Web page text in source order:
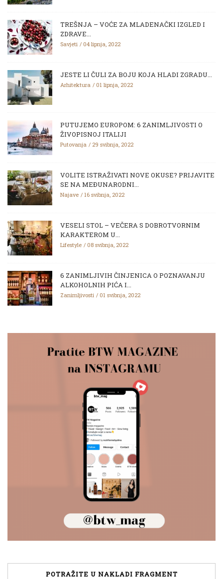
TREŠNJA – VOĆE ZA MLADENAČKI IZGLED I
ZDRAVE...
Savjeti 04 lipnja, 2022
JESTE LI ČULI ZA BOJU KOJA HLADI ZGRADU...
Arhitektura 01 lipnja, 2022
PUTUJEMO EUROPOM: 6 ZANIMLJIVOSTI O
ŽIVOPISNOJ ITALIJI
Putovanja 29 svibnja, 2022
VOLITE ISTRAŽIVATI NOVE OKUSE? PRIJAVITE
SE NA MEĐUNARODNI...
Najave 16 svibnja, 2022
VESELI STOL – VEČERA S DOBROTVORNIM
KARAKTEROM U...
Lifestyle 08 svibnja, 2022
6 ZANIMLJIVIH ČINJENICA O POZNAVANJU
ALKOHOLNIH PIĆA I...
Zanimljivosti 01 svibnja, 2022
POTRAŽITE U NAKLADI FRAGMENT